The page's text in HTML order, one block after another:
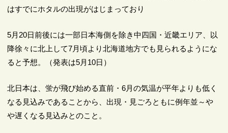
はすでにホタルの出現がはじまっており
5月20日前後には一部日本海側を除き中四国・近畿エリア、以
降徐々に北上して7月頃より北海道地方でも見られるようにな
ると予想。（発表は5月10日）
北日本は、蛍が飛び始める直前・6月の気温が平年よりも低く
なる見込みであることから、出現・見ごろともに例年並～や
や遅くなる見込みとのこと。